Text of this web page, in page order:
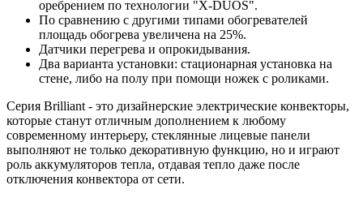
оребрением по технологии "X-DUOS".
По сравнению с другими типами обогревателей
площадь обогрева увеличена на 25%.
Датчики перегрева и опрокидывания.
Два варианта установки: стационарная установка на
стене, либо на полу при помощи ножек с роликами.
Серия Brilliant - это дизайнерские электрические конвекторы,
которые станут отличным дополнением к любому
современному интерьеру, стеклянные лицевые панели
выполняют не только декоративную функцию, но и играют
роль аккумуляторов тепла, отдавая тепло даже после
отключения конвектора от сети.